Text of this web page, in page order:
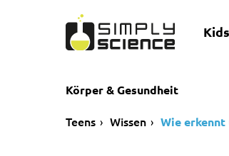
Kids
Körper & Gesundheit
Teens Wissen Wie erkennt